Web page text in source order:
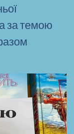
за темою